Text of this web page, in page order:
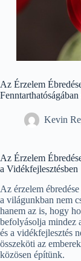
Az Érzelem
Kevin
Az Érzelem
a Vidékfejlesztésben
Az érzelem
a világunkban nem
hanem az is, hogy
befolyásolja mindez
és a vidékfejlesztés
összeköti az
közösen építünk.